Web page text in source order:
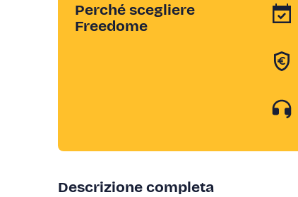
Perché scegliere
Freedome
Descrizione completa